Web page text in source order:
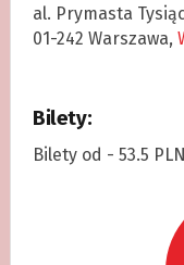
al. Prymasta
01-242 Warszawa,
Bilety:
Bilety od - 53.5 PLN